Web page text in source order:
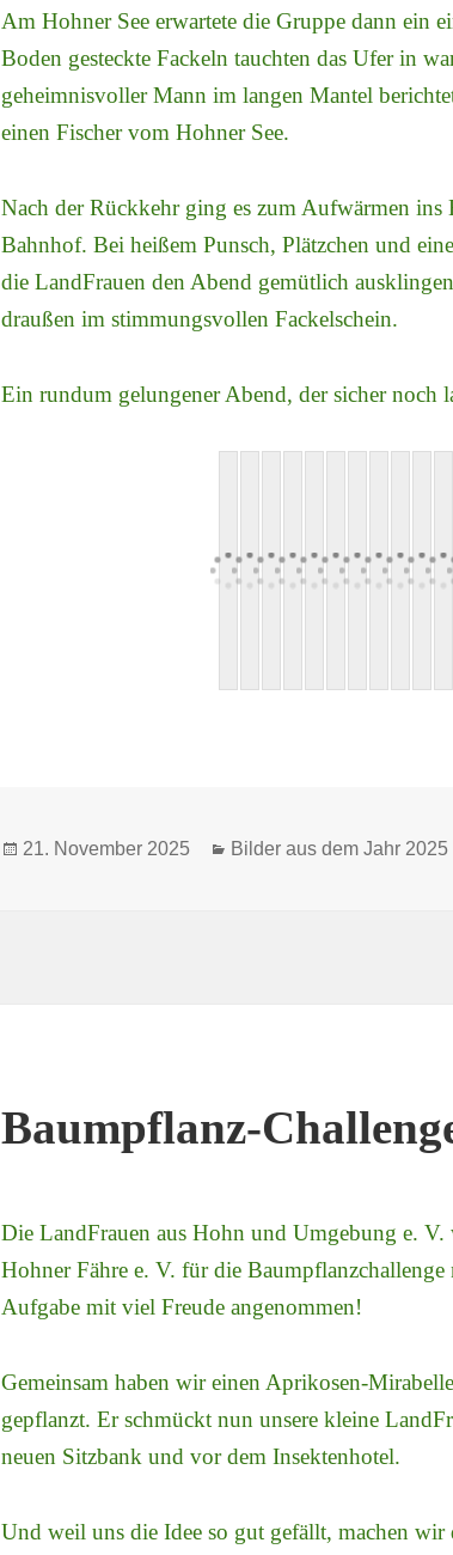
Am Hohner See erwartete die Gruppe dann ein
Boden gesteckte Fackeln tauchten das Ufer in
geheimnisvoller Mann im langen Mantel
einen Fischer vom Hohner See.
Nach der Rückkehr ging es zum Aufwärmen ins
Bahnhof. Bei heißem Punsch, Plätzchen und
die LandFrauen den Abend gemütlich
draußen im stimmungsvollen Fackelschein.
Ein rundum gelungener Abend, der sicher noch
Veröffentlicht
21. November 2025 Kategorien
Bilder aus dem Jahr 2025
Baumpflanz-
Die LandFrauen aus Hohn und Umgebung e.
Hohner Fähre e. V. für die
Aufgabe mit viel Freude angenommen!
Gemeinsam haben wir einen Aprikosen-
gepflanzt. Er schmückt nun unsere kleine
neuen Sitzbank und vor dem Insektenhotel.
Und weil uns die Idee so gut gefällt, machen wir